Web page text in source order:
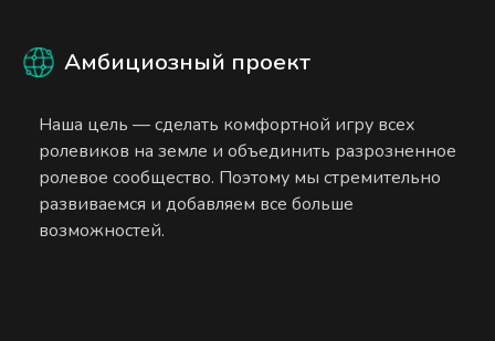
Амбициозный проект
Наша цель — сделать комфортной игру всех
ролевиков на земле и объединить разрозненное
ролевое сообщество. Поэтому мы стремительно
развиваемся и добавляем все больше
возможностей.